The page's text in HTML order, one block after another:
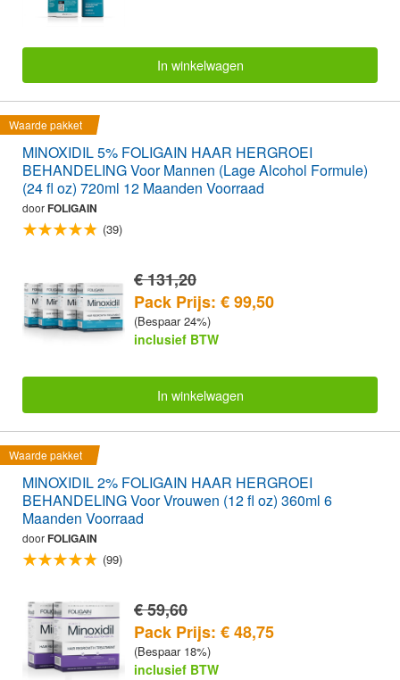
In winkelwagen
Waarde pakket
MINOXIDIL 5% FOLIGAIN HAAR HERGROEI
BEHANDELING Voor Mannen (Lage Alcohol Formule)
(24 fl oz) 720ml 12 Maanden Voorraad
doorFOLIGAIN
(39)
€ 131,20
Pack Prijs: € 99,50
(Bespaar 24%)
inclusief BTW
In winkelwagen
Waarde pakket
MINOXIDIL 2% FOLIGAIN HAAR HERGROEI
BEHANDELING Voor Vrouwen (12 fl oz) 360ml 6
Maanden Voorraad
doorFOLIGAIN
(99)
€ 59,60
Pack Prijs: € 48,75
(Bespaar 18%)
inclusief BTW